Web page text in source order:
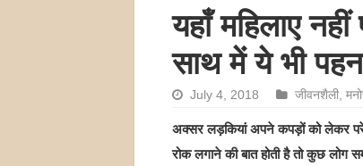
यहाँ महिलाए
साथ में ये भी
July 4, 2018 जीवनशैली,
अक्सर लड़कियां अपने कपड़ों को लेकर
रोक लगाने की बात होती है तो कुछ लोग